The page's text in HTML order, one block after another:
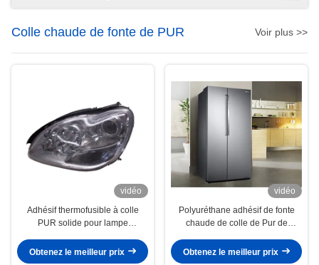
Colle chaude de fonte de PUR Voir plus >>
vidéo
Adhésif thermofusible à colle
PUR solide pour lampe
Obtenez le meilleur prix
vidéo
Polyuréthane adhésif de fonte
chaude de colle de Pur de
pour le ménage
Obtenez le meilleur prix